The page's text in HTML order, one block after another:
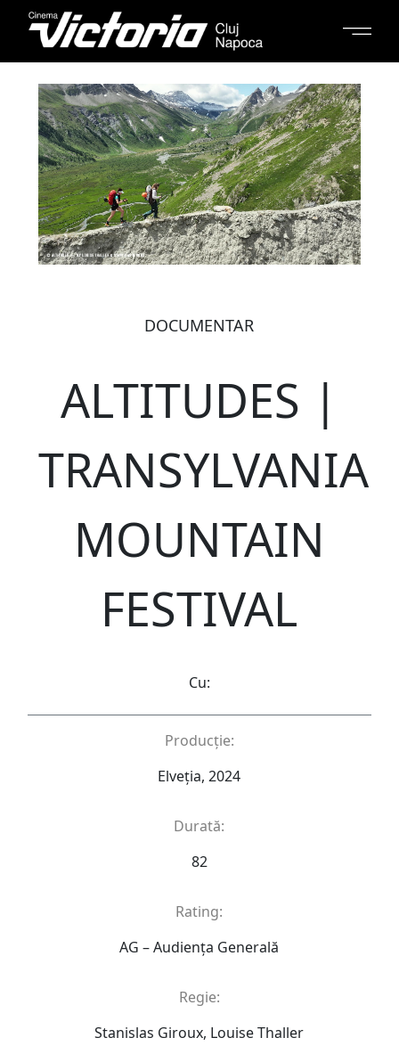
DOCUMENTAR
ALTITUDES |
TRANSYLVANIA
MOUNTAIN
FESTIVAL
Cu:
Producție:
Elveția, 2024
Durată:
82
Rating:
AG – Audienţa Generală
Regie:
Stanislas Giroux, Louise Thaller